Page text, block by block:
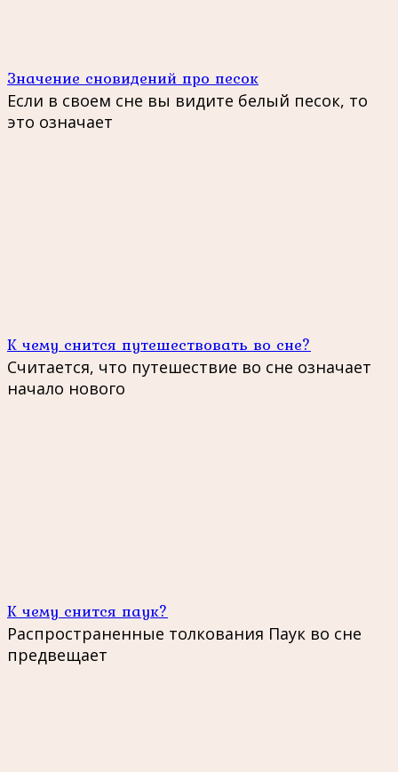
Значение сновидений про песок
Если в своем сне вы видите белый песок, то
это означает
К чему снится путешествовать во сне?
Считается, что путешествие во сне означает
начало нового
К чему снится паук?
Распространенные толкования Паук во сне
предвещает